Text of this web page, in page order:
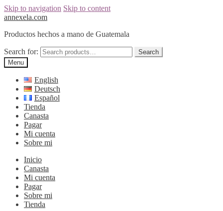
Skip to navigation Skip to content
annexela.com
Productos hechos a mano de Guatemala
Search for:
Search
Menu
English
Deutsch
Español
Tienda
Canasta
Pagar
Mi cuenta
Sobre mi
Inicio
Canasta
Mi cuenta
Pagar
Sobre mi
Tienda